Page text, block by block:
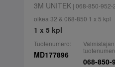
3M UNITEK| 068-850-952-
oikea 32 & 068-850 1 x 5 kpl
1 x 5 kpl
Tuotenumero:
MD177896
Valmistajan
068-850-